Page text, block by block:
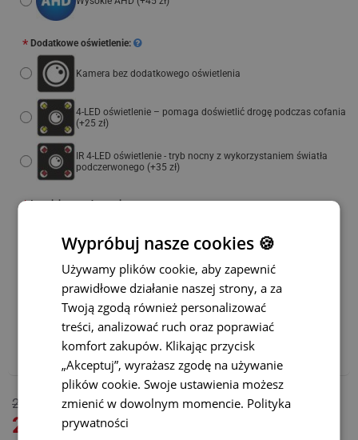
219 zł
265 zł
DOSTĘPNY
MODEL: SC-036-O
Dodatkowe oświetlenie:
Kamera bez dodatkowego oświetlenia
4-LED oświetlenie – pomaga doświetlić drogę podczas cofania
(+25 zł)
IR 4-LED oświetlenie - tryb nocny z wykorzystaniem światła
podczerwonego (+35 zł)
Łatwiejsze parkowanie:
Statyczne linie parkowania z możliwością ich wyłączenia
Dynamiczne linie parkowania (+65 zł)
Adapter WiFi do bezprzewodowej transmisji – CENA
PROMOCYJNA
Wypróbuj nasze cookies 🍪
Używamy plików cookie, aby zapewnić
prawidłowe działanie naszej strony, a za
Twoją zgodą również personalizować
treści, analizować ruch oraz poprawiać
komfort zakupów. Klikając przycisk
„Akceptuj”, wyrażasz zgodę na używanie
plików cookie. Swoje ustawienia możesz
zmienić w dowolnym momencie. Polityka
prywatności